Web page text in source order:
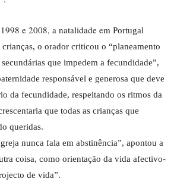
e 2008, a natalidade em Portugal
o orador criticou o “planeamento
que impedem a fecundidade”,
responsável e generosa que deve
da fecundidade, respeitando os ritmos da
que todas as crianças que
queridas.
nunca fala em abstinência”, apontou a
coisa, como orientação da vida afectivo-
de vida”.